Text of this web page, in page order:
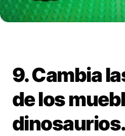
9. Cambia
de los
dinosaurios.